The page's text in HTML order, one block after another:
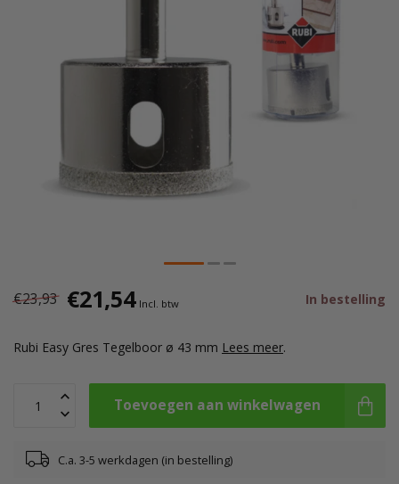
€23,93 €21,54 Incl. btw In bestelling
Rubi Easy Gres Tegelboor ø 43 mm Lees meer.
Toevoegen aan winkelwagen
C.a. 3-5 werkdagen (in bestelling)